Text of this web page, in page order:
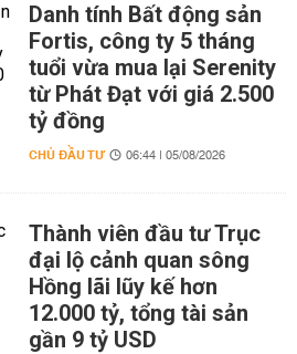
Danh tính Bất động sản
Fortis, công ty 5 tháng
tuổi vừa mua lại Serenity
từ Phát Đạt với giá 2.500
tỷ đồng
CHỦ ĐẦU TƯ 06:44 | 05/08/2026
Thành viên đầu tư Trục
đại lộ cảnh quan sông
Hồng lãi lũy kế hơn
12.000 tỷ, tổng tài sản
gần 9 tỷ USD